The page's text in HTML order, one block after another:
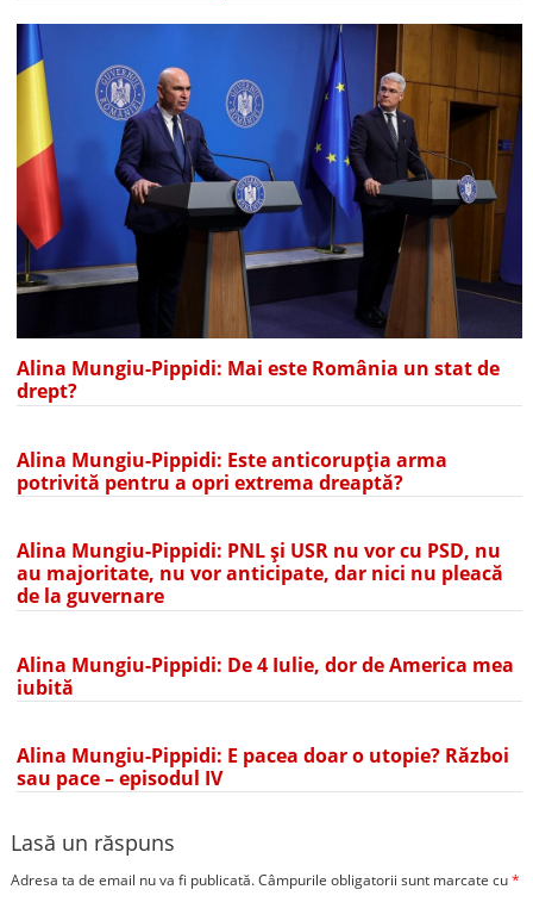
Alina Mungiu-Pippidi: Mai este România un stat de
drept?
Alina Mungiu-Pippidi: Este anticorupția arma
potrivită pentru a opri extrema dreaptă?
Alina Mungiu-Pippidi: PNL și USR nu vor cu PSD, nu
au majoritate, nu vor anticipate, dar nici nu pleacă
de la guvernare
Alina Mungiu-Pippidi: De 4 Iulie, dor de America mea
iubită
Alina Mungiu-Pippidi: E pacea doar o utopie? Război
sau pace – episodul IV
Lasă un răspuns
Adresa ta de email nu va fi publicată.Câmpurile obligatorii sunt marcate cu*